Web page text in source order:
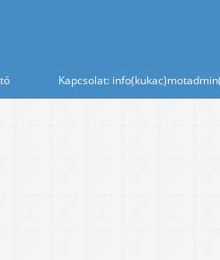
Kapcsolat: